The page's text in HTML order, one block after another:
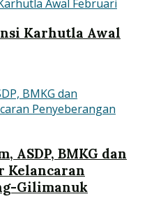
Karhutla Awal
ASDP, BMKG dan
Kelancaran
Gilimanuk